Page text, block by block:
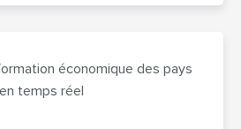
économique des pays
temps réel